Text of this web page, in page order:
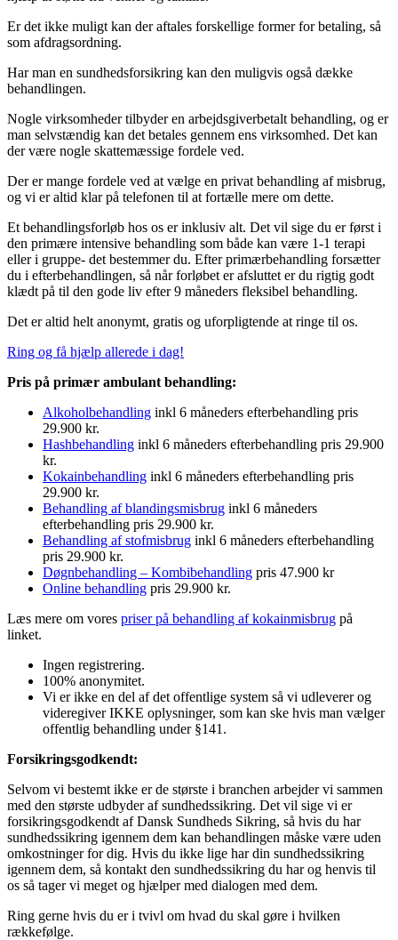
Er det ikke muligt kan der aftales forskellige former for betaling, så
som afdragsordning.
Har man en sundhedsforsikring kan den muligvis også dække
behandlingen.
Nogle virksomheder tilbyder en arbejdsgiverbetalt behandling, og er
man selvstændig kan det betales gennem ens virksomhed. Det kan
der være nogle skattemæssige fordele ved.
Der er mange fordele ved at vælge en privat behandling af misbrug,
og vi er altid klar på telefonen til at fortælle mere om dette.
Et behandlingsforløb hos os er inklusiv alt. Det vil sige du er først i
den primære intensive behandling som både kan være 1-1 terapi
eller i gruppe- det bestemmer du. Efter primærbehandling forsætter
du i efterbehandlingen, så når forløbet er afsluttet er du rigtig godt
klædt på til den gode liv efter 9 måneders fleksibel behandling.
Det er altid helt anonymt, gratis og uforpligtende at ringe til os.
Ring og få hjælp allerede i dag!
Pris på primær ambulant behandling:
Alkoholbehandling inkl 6 måneders efterbehandling pris
29.900 kr.
Hashbehandling inkl 6 måneders efterbehandling pris 29.900
kr.
Kokainbehandling inkl 6 måneders efterbehandling pris
29.900 kr.
Behandling af blandingsmisbrug inkl 6 måneders
efterbehandling pris 29.900 kr.
Behandling af stofmisbrug inkl 6 måneders efterbehandling
pris 29.900 kr.
Døgnbehandling – Kombibehandling pris 47.900 kr
Online behandling pris 29.900 kr.
Læs mere om vores priser på behandling af kokainmisbrug på
linket.
Ingen registrering.
100% anonymitet.
Vi er ikke en del af det offentlige system så vi udleverer og
videregiver IKKE oplysninger, som kan ske hvis man vælger
offentlig behandling under §141.
Forsikringsgodkendt:
Selvom vi bestemt ikke er de største i branchen arbejder vi sammen
med den største udbyder af sundhedssikring. Det vil sige vi er
forsikringsgodkendt af Dansk Sundheds Sikring, så hvis du har
sundhedssikring igennem dem kan behandlingen måske være uden
omkostninger for dig. Hvis du ikke lige har din sundhedssikring
igennem dem, så kontakt den sundhedssikring du har og henvis til
os så tager vi meget og hjælper med dialogen med dem.
Ring gerne hvis du er i tvivl om hvad du skal gøre i hvilken
rækkefølge.